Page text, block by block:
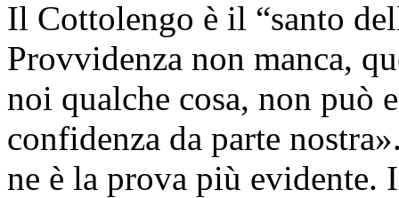
Il Cottolengo è il “santo
Provvidenza non manca,
noi qualche cosa, non può
confidenza da parte
ne è la prova più